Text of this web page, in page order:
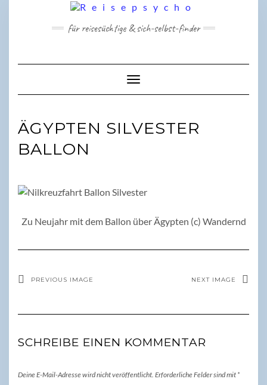
für reisesüchtige & sich-selbst-finder
Toggle Navigation
ÄGYPTEN SILVESTER
BALLON
Zu Neujahr mit dem Ballon über Ägypten (c) Wandernd
PREVIOUS IMAGE NEXT IMAGE
SCHREIBE EINEN KOMMENTAR
Deine E-Mail-Adresse wird nicht veröffentlicht. Erforderliche Felder sind mit *